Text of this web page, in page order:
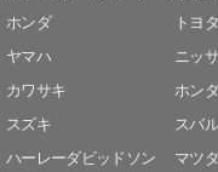
ホンダ
ヤマハ
カワサキ
スズキ
ハーレーダビッドソン
トヨタ
ニッ
ホンダ
スバル
マツダ